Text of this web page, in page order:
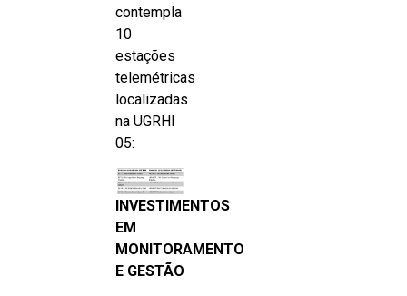
contempla
10
estações
telemétricas
localizadas
na UGRHI
05:
INVESTIMENTOS
EM
MONITORAMENTO
E GESTÃO